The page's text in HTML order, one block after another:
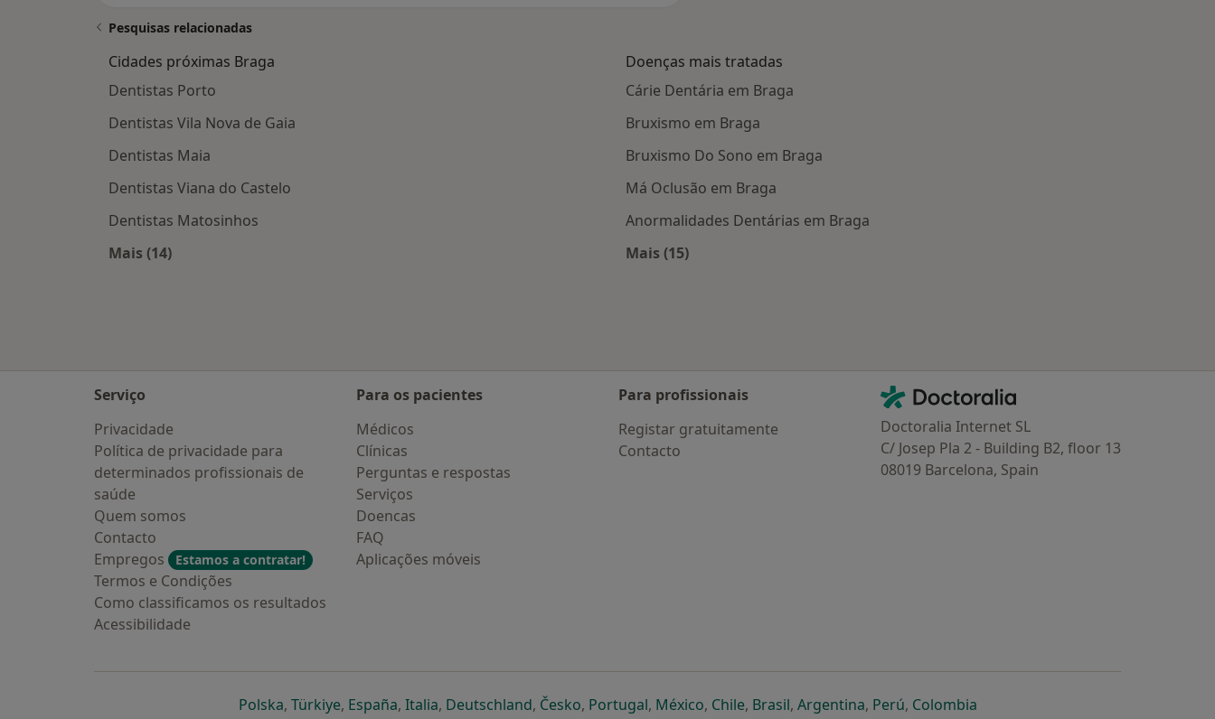
Pesquisas relacionadas
Cidades próximas Braga
Dentistas Porto
Dentistas Vila Nova de Gaia
Dentistas Maia
Dentistas Viana do Castelo
Dentistas Matosinhos
Mais (14)
Doenças mais tratadas
Cárie Dentária em Braga
Bruxismo em Braga
Bruxismo Do Sono em Braga
Má Oclusão em Braga
Anormalidades Dentárias em Braga
Mais (15)
Serviço
Privacidade
Política de privacidade para
determinados profissionais de
saúde
Quem somos
Contacto
Empregos
Estamos a contratar!
Termos e Condições
Como classificamos os resultados
Acessibilidade
Para os pacientes
Médicos
Clínicas
Perguntas e respostas
Serviços
Doencas
FAQ
Aplicações móveis
Para profissionais
Registar gratuitamente
Contacto
Contacto
Doctoralia - Homepage
Doctoralia Internet SL
C/ Josep Pla 2 - Building B2, floor 13
08019 Barcelona, Spain
Polskaabre num novo separador
, Türkiyeabre num novo separador
, Españaabre num novo separador
, Italiaabre num novo separador
, Deutschlandabre num novo separador
, Českoabre num novo separador
, Portugalabre num novo separador
, Méxicoabre num novo separador
, Chileabre num novo separador
, Brasilabre num novo separador
, Argentinaabre num novo separador
, Perúabre num novo separador
, Colombiaabre num novo separador